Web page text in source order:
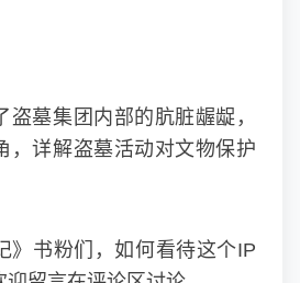
盗墓集团内部的肮脏龌龊，
，详解盗墓活动对文物保护
》书粉们，如何看待这个IP